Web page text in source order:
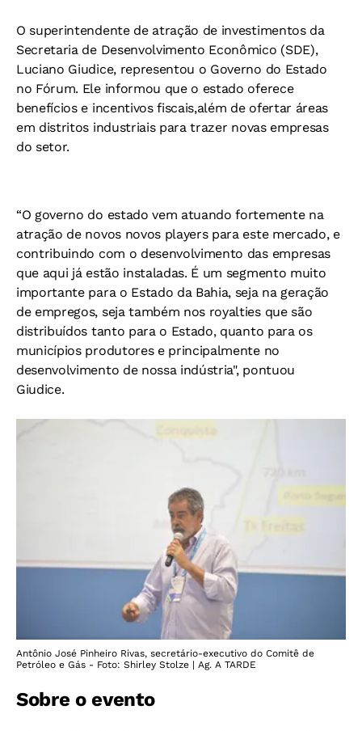
O superintendente de atração de investimentos da
Secretaria de Desenvolvimento Econômico (SDE),
Luciano Giudice, representou o Governo do Estado
no Fórum. Ele informou que o estado oferece
benefícios e incentivos fiscais,além de ofertar áreas
em distritos industriais para trazer novas empresas
do setor.
“O governo do estado vem atuando fortemente na
atração de novos novos players para este mercado, e
contribuindo com o desenvolvimento das empresas
que aqui já estão instaladas. É um segmento muito
importante para o Estado da Bahia, seja na geração
de empregos, seja também nos royalties que são
distribuídos tanto para o Estado, quanto para os
municípios produtores e principalmente no
desenvolvimento de nossa indústria", pontuou
Giudice.
Antônio José Pinheiro Rivas, secretário-executivo do Comitê de
Petróleo e Gás - Foto: Shirley Stolze | Ag. A TARDE
Sobre o evento